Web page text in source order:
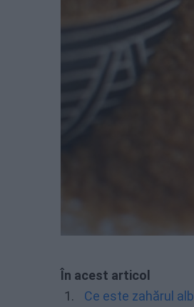
În acest articol
Ce este zahărul alb